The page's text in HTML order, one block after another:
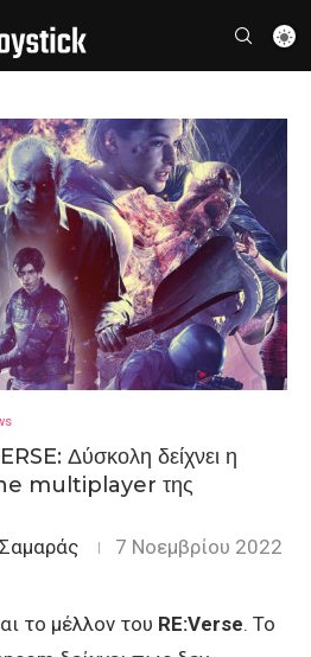
Δύσκολη δείχνει η
multiplayer της
7 Νοεμβρίου 2022
το μέλλον του RE:Verse. Το